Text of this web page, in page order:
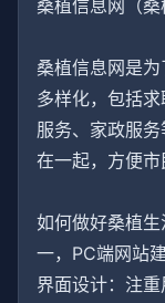
桑植信息网（
桑植信息网是
多样化，包括
服务、家政服
在一起，方便
如何做好桑植
一，PC端网站
界面设计：注